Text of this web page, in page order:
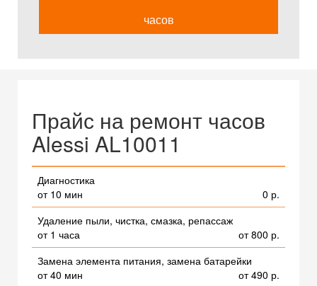
часов
Прайс на ремонт часов
Alessi AL10011
Диагностика
от 10 мин
0 р.
Удаление пыли, чистка, смазка, репассаж
от 1 часа
от 800 р.
Замена элемента питания, замена батарейки
от 40 мин
от 490 р.